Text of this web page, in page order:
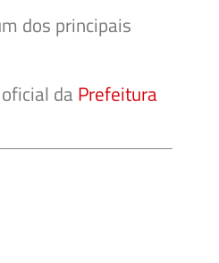
dos principais
da Prefeitura